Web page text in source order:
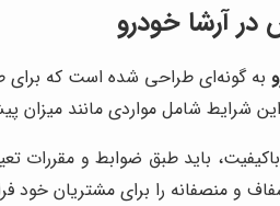
آرشا خودرو
به گونه‌ای طراحی شده است که
شرایط شامل مواردی مانند میزان
باید طبق ضوابط و
و منصفانه را برای مشتریان خود